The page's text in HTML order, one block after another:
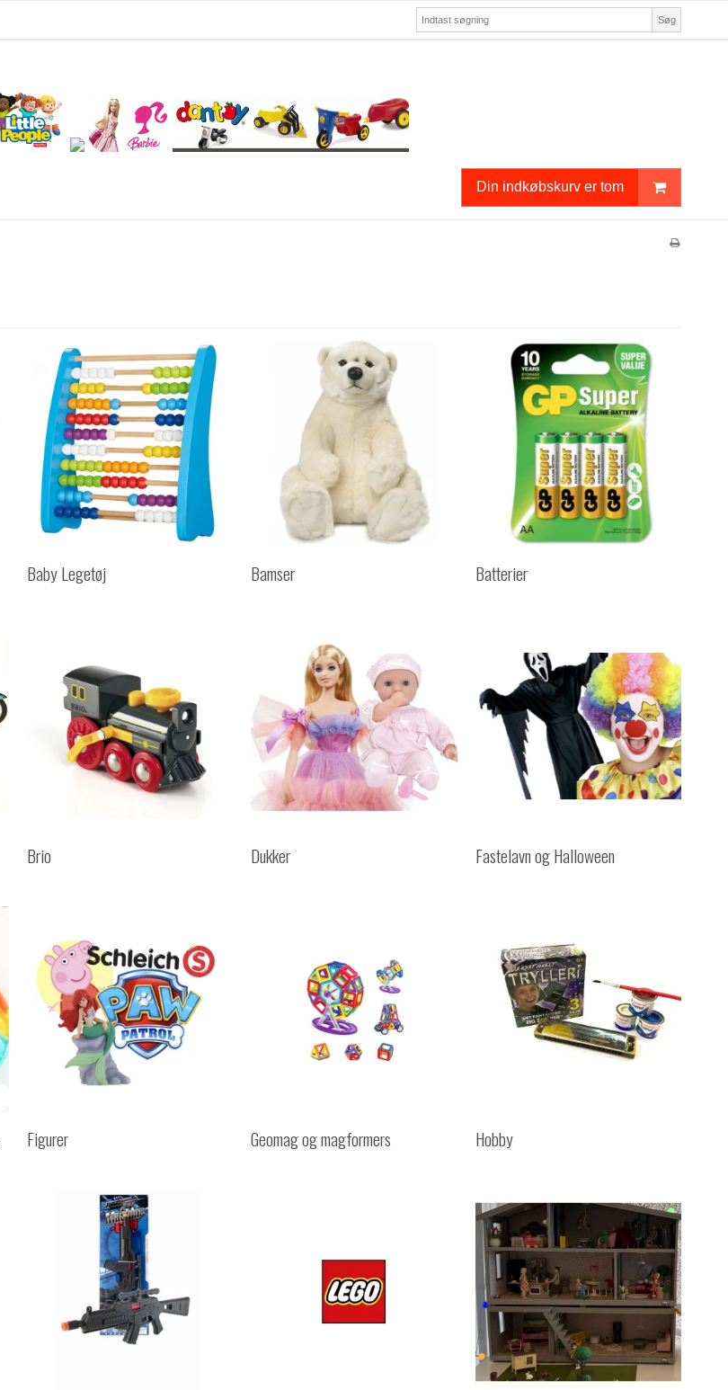
Søg
Din indkøbskurv er tom
Baby Legetøj Bamser Batterier
Brio Dukker Fastelavn og Halloween
Figurer Geomag og magformers Hobby